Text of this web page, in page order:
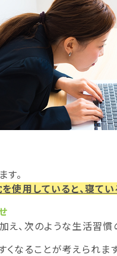
。
使用していると、寝て
、次のような生活習慣
なることが考えられます